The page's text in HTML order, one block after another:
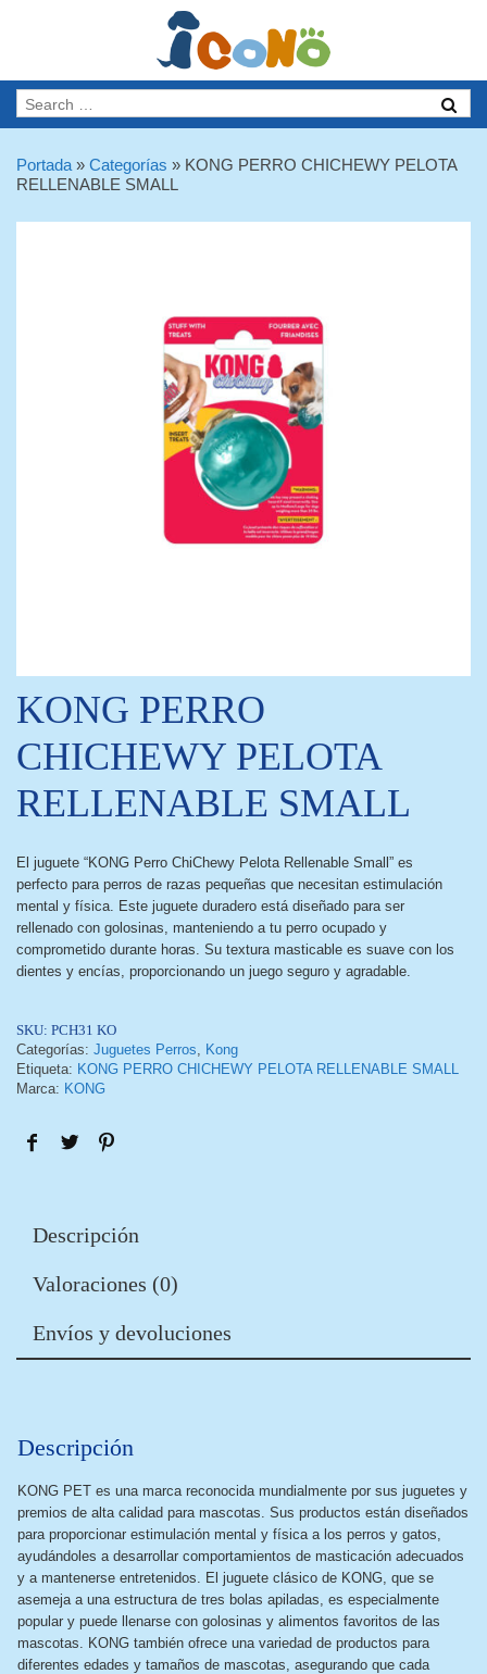
Portada » Categorías » KONG PERRO CHICHEWY PELOTA
RELLENABLE SMALL
KONG PERRO
CHICHEWY PELOTA
RELLENABLE SMALL
El juguete “KONG Perro ChiChewy Pelota Rellenable Small” es
perfecto para perros de razas pequeñas que necesitan estimulación
mental y física. Este juguete duradero está diseñado para ser
rellenado con golosinas, manteniendo a tu perro ocupado y
comprometido durante horas. Su textura masticable es suave con los
dientes y encías, proporcionando un juego seguro y agradable.
SKU: PCH31 KO
Categorías: Juguetes Perros, Kong
Etiqueta: KONG PERRO CHICHEWY PELOTA RELLENABLE SMALL
Marca: KONG
Descripción
Valoraciones (0)
Envíos y devoluciones
Descripción
KONG PET es una marca reconocida mundialmente por sus juguetes y
premios de alta calidad para mascotas. Sus productos están diseñados
para proporcionar estimulación mental y física a los perros y gatos,
ayudándoles a desarrollar comportamientos de masticación adecuados
y a mantenerse entretenidos. El juguete clásico de KONG, que se
asemeja a una estructura de tres bolas apiladas, es especialmente
popular y puede llenarse con golosinas y alimentos favoritos de las
mascotas. KONG también ofrece una variedad de productos para
diferentes edades y tamaños de mascotas, asegurando que cada